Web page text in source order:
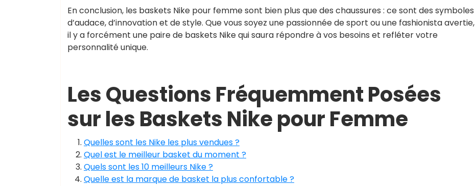
En conclusion, les baskets Nike pour femme sont bien plus que des chaussures : ce sont des symboles
d’audace, d’innovation et de style. Que vous soyez une passionnée de sport ou une fashionista avertie,
il y a forcément une paire de baskets Nike qui saura répondre à vos besoins et refléter votre
personnalité unique.
Les Questions Fréquemment Posées
sur les Baskets Nike pour Femme
Quelles sont les Nike les plus vendues ?
Quel est le meilleur basket du moment ?
Quels sont les 10 meilleurs Nike ?
Quelle est la marque de basket la plus confortable ?